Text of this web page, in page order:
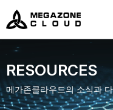
MegazoneCloud
디지털 전문 기업, 메
RESOURCES
메가존클라우드의 소식과